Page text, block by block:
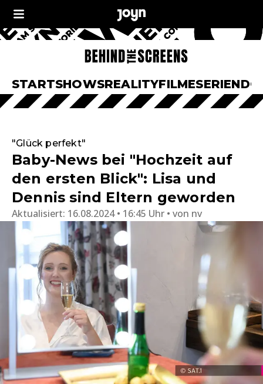
STARTSHOWSREALITYFILMESERIEN
"Glück perfekt"
Baby-News bei "Hochzeit auf
den ersten Blick": Lisa und
Dennis sind Eltern geworden
Aktualisiert: 16.08.2024 • 16:45 Uhr von nv